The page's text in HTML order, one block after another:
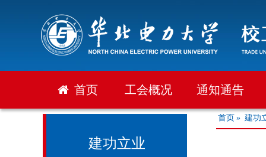
首页 工会概况 通知通告
建功立业
首页 » 建功